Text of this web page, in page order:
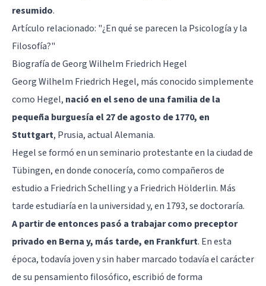
resumido.
Artículo relacionado: "¿En qué se parecen la Psicología y la
Filosofía?"
Biografía de Georg Wilhelm Friedrich Hegel
Georg Wilhelm Friedrich Hegel, más conocido simplemente
como Hegel, nació en el seno de una familia de la
pequeña burguesía el 27 de agosto de 1770, en
Stuttgart, Prusia, actual Alemania.
Hegel se formó en un seminario protestante en la ciudad de
Tübingen, en donde conocería, como compañeros de
estudio a Friedrich Schelling y a Friedrich Hölderlin. Más
tarde estudiaría en la universidad y, en 1793, se doctoraría.
A partir de entonces pasó a trabajar como preceptor
privado en Berna y, más tarde, en Frankfurt. En esta
época, todavía joven y sin haber marcado todavía el carácter
de su pensamiento filosófico, escribió de forma